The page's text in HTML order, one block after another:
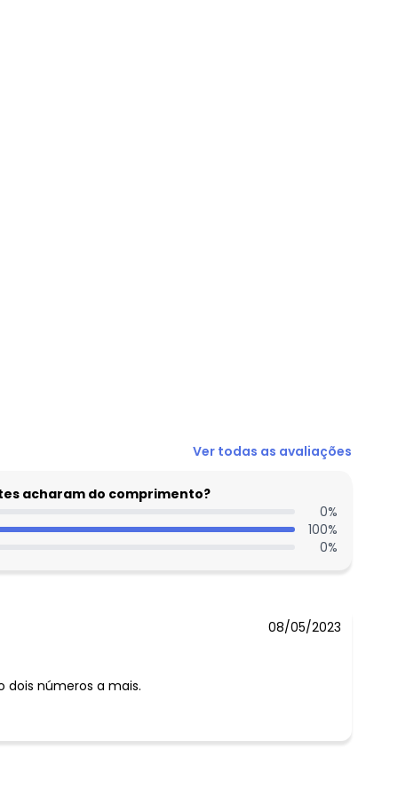
em Bordô
Ver todas as avaliações
acharam do comprimento?
0%
100%
0%
08/05/2023
números a mais.